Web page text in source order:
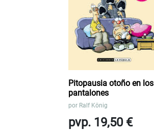
Pitopausia otoño en los
pantalones
por Ralf König
pvp. 19,50 €